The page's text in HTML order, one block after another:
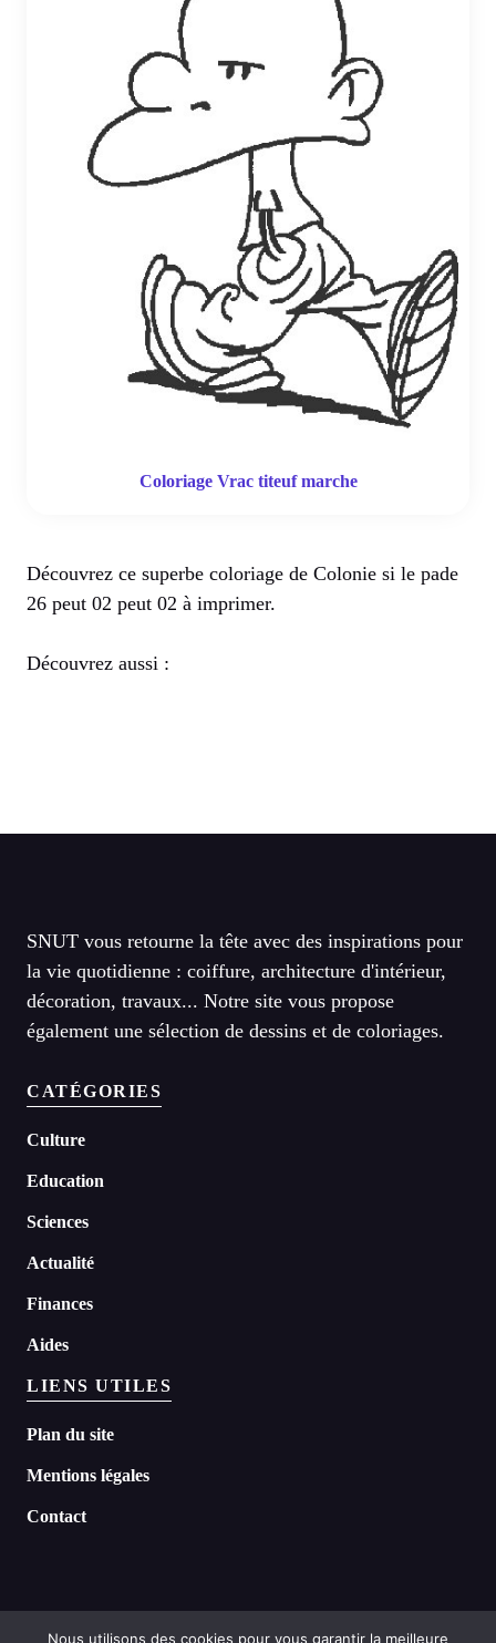
Coloriage Vrac titeuf marche
Découvrez ce superbe coloriage de Colonie si le pade
26 peut 02 peut 02 à imprimer.
Découvrez aussi :
SNUT vous retourne la tête avec des inspirations pour
la vie quotidienne : coiffure, architecture d'intérieur,
décoration, travaux... Notre site vous propose
également une sélection de dessins et de coloriages.
CATÉGORIES
Culture
Education
Sciences
Actualité
Finances
Aides
LIENS UTILES
Plan du site
Mentions légales
Contact
Nous utilisons des cookies pour vous garantir la meilleure